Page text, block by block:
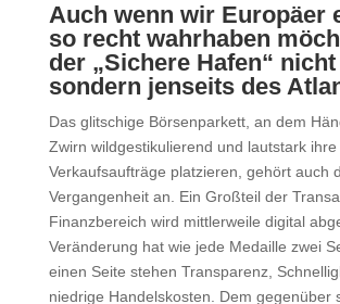
Auch wenn wir Europäer
so recht wahrhaben
der „Sichere Hafen“
sondern jenseits des
Das glitschige Börsenparkett, an dem
Zwirn wildgestikulierend und lautstark
Verkaufsaufträge platzieren, gehört auch
Vergangenheit an. Ein Großteil der
Finanzbereich wird mittlerweile digital
Veränderung hat wie jede Medaille zwei
einen Seite stehen Transparenz,
niedrige Handelskosten. Dem gegenüber